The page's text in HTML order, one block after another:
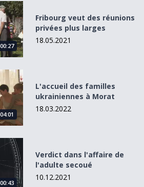
privées plus larges
Fribourg veut des réunions
privées plus larges
18.05.2021
ukrainiennes à Morat
L'accueil des familles
ukrainiennes à Morat
18.03.2022
de l&#039;adulte secoué
Verdict dans l'affaire de
l'adulte secoué
10.12.2021